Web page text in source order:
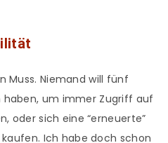
Muss. Niemand will fünf
haben, um immer Zugriff auf
oder sich eine “erneuerte”
Ich habe doch schon